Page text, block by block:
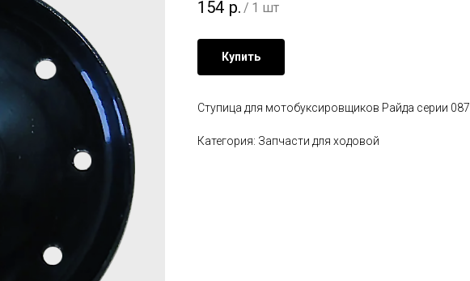
154 р. / 1 шт
Купить
Ступица для мотобуксировщиков Райда серии 087.
Категория: Запчасти для ходовой